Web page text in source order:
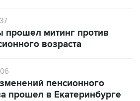
прошел митинг против
возраста
пенсионного
прошел в Екатеринбурге